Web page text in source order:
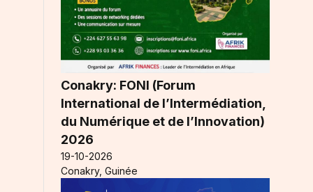
Conakry: FONI (Forum
International de l’Intermédiation,
du Numérique et de l’Innovation)
2026
19-10-2026
Conakry, Guinée